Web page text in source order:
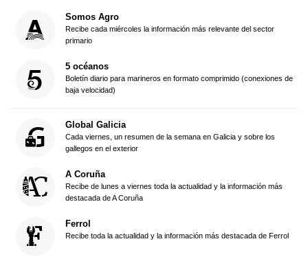
Somos Agro
Recibe cada miércoles la información más relevante del sector
primario
5 océanos
Boletín diario para marineros en formato comprimido (conexiones de
baja velocidad)
Global Galicia
Cada viernes, un resumen de la semana en Galicia y sobre los
gallegos en el exterior
A Coruña
Recibe de lunes a viernes toda la actualidad y la información más
destacada de A Coruña
Ferrol
Recibe toda la actualidad y la información más destacada de Ferrol